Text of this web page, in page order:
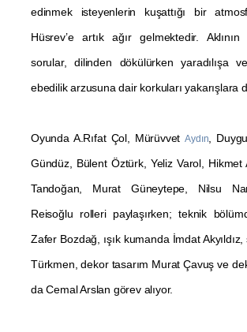
edinmek isteyenlerin kuşattığı bir
Hüsrev’e artık ağır gelmektedir. Aklının
sorular, dilinden dökülürken yaradılışa
ebedilik arzusuna dair korkuları yakarışlara
Oyunda A.Rıfat Çol, MürüvvetAydın ,
Gündüz, Bülent Öztürk, Yeliz Varol, Hikmet
Tandoğan, Murat Güneytepe, Nilsu
Reisoğlu rolleri paylaşırken; teknik
Zafer Bozdağ, ışık kumanda İmdat
Türkmen, dekor tasarım Murat Çavuş ve
da Cemal Arslan görev alıyor.